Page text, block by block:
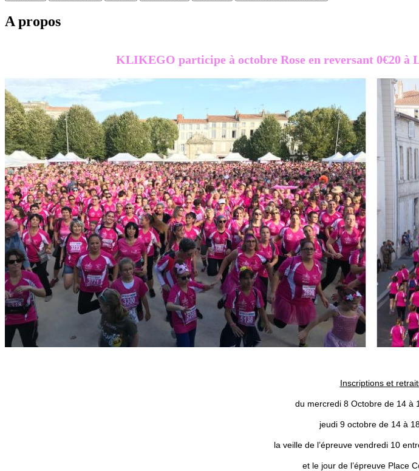
A propos
KLIKEGO participe à octobre Rose en reversant 0€20
Inscriptions et
du mercredi 8 Octobre de 14 à
jeudi 9 octobre de 14 à
la veille de l’épreuve vendredi 10
et le jour de l’épreuve Place